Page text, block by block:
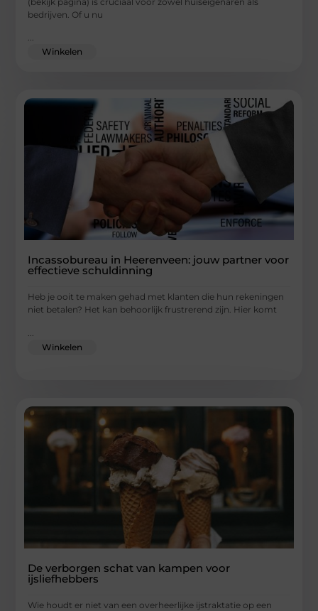
bedrijven. Of u nu
...
Winkelen
Incassobureau in Heerenveen: jouw partner voor
effectieve schuldinning
Heb je ooit te maken gehad met klanten die hun rekeningen
niet betalen? Het kan behoorlijk frustrerend zijn. Hier komt
Winkelen
De verborgen schat van kampen voor
ijsliefhebbers
Wie houdt er niet van een overheerlijke ijstraktatie op een